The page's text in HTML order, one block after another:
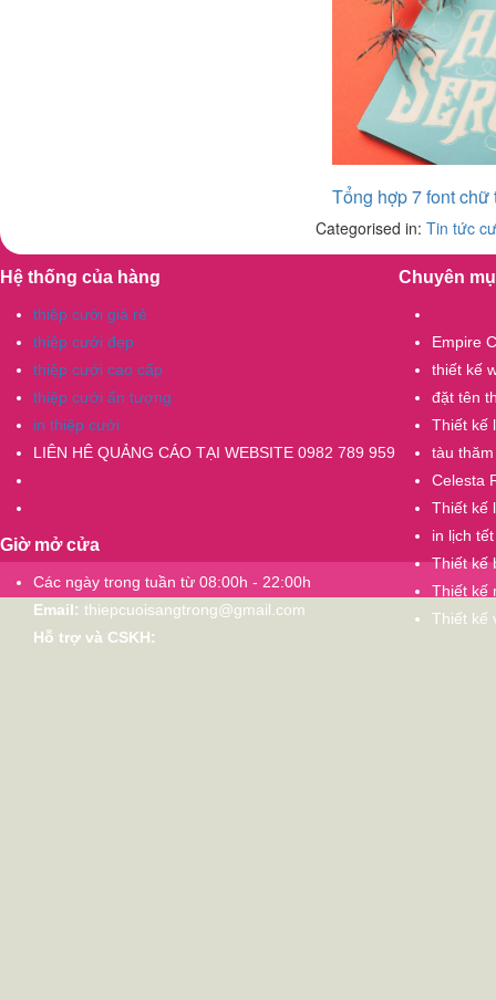
Tổng hợp 7 font
Categorised in: Tin tức
Hệ thống của hàng
thiệp cưới giá rẻ
thiệp cưới đẹp
thiệp cưới cao cấp
thiệp cưới ấn tượng
in thiệp cưới
LIÊN HÊ QUẢNG CÁO TẠI WEBSITE 0982 789 959
Giờ mở cửa
Các ngày trong tuần từ 08:00h - 22:00h
Email: thiepcuoisangtrong@gmail.com
Hỗ trợ và CSKH:
Chuyên
Empire
thiết kế
đặt tên
Thiết kế
tàu
Celesta
Thiết kế
in lịch tết
Thiết kế
Thiết kế
Thiết kế